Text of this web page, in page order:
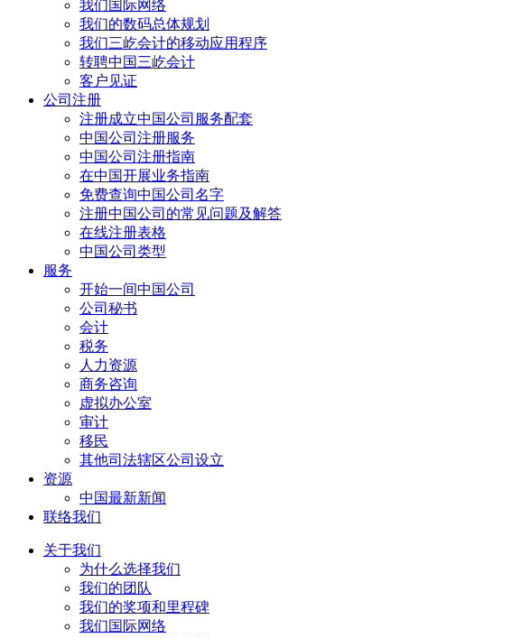
我们国际网络
我们的数码总体规划
我们三屹会计的移动应用程序
转聘中国三屹会计
客户见证
公司注册
注册成立中国公司服务配套
中国公司注册服务
中国公司注册指南
在中国开展业务指南
免费查询中国公司名字
注册中国公司的常见问题及解答
在线注册表格
中国公司类型
服务
开始一间中国公司
公司秘书
会计
税务
人力资源
商务咨询
虚拟办公室
审计
移民
其他司法辖区公司设立
资源
中国最新新闻
联络我们
关于我们
为什么选择我们
我们的团队
我们的奖项和里程碑
我们国际网络